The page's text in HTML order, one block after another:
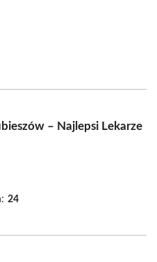
– Najlepsi Lekarze
24